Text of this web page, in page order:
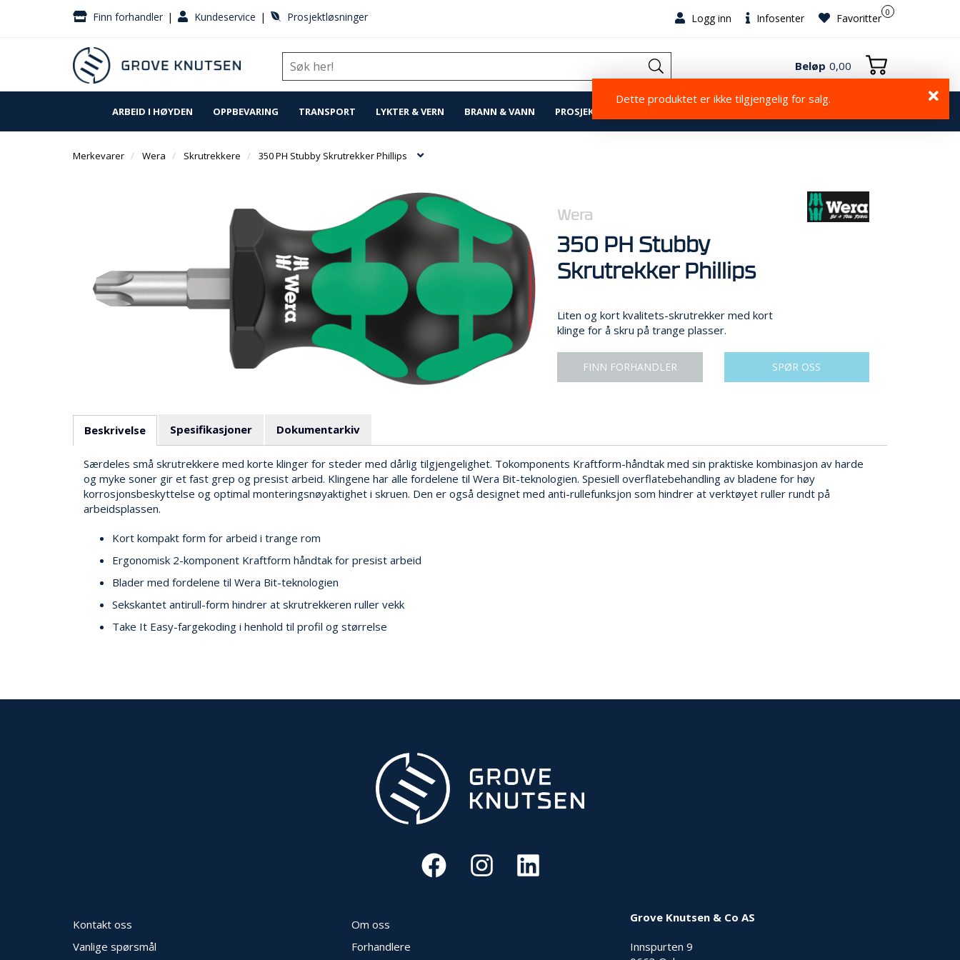
Finn forhandler | Kundeservice | Prosjektløsninger Logg inn Infosenter 0
Favoritter
Beløp 0,00
ARBEID I HØYDEN OPPBEVARING TRANSPORT LYKTER & VERN BRANN & VANN PROSJEKTLØSNINGER
Dette produktet er ikke tilgjengelig for salg.
Merkevarer Wera Skrutrekkere 350 PH Stubby Skrutrekker Phillips
Wera
350 PH Stubby
Skrutrekker Phillips
Liten og kort kvalitets-skrutrekker med kort
klinge for å skru på trange plasser.
FINN FORHANDLER SPØR OSS
Beskrivelse Spesifikasjoner Dokumentarkiv
Særdeles små skrutrekkere med korte klinger for steder med dårlig tilgjengelighet. Tokomponents Kraftform-håndtak med sin praktiske kombinasjon av harde
og myke soner gir et fast grep og presist arbeid. Klingene har alle fordelene til Wera Bit-teknologien. Spesiell overflatebehandling av bladene for høy
korrosjonsbeskyttelse og optimal monteringsnøyaktighet i skruen. Den er også designet med anti-rullefunksjon som hindrer at verktøyet ruller rundt på
arbeidsplassen.
Kort kompakt form for arbeid i trange rom
Ergonomisk 2-komponent Kraftform håndtak for presist arbeid
Blader med fordelene til Wera Bit-teknologien
Sekskantet antirull-form hindrer at skrutrekkeren ruller vekk
Take It Easy-fargekoding i henhold til profil og størrelse
Kontakt oss
Vanlige spørsmål
Om oss
Forhandlere
Grove Knutsen & Co AS
Innspurten 9